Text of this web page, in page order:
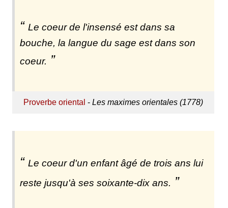
Le coeur de l'insensé est dans sa
bouche, la langue du sage est dans son
coeur.
Proverbe oriental - Les maximes orientales (1778)
Le coeur d'un enfant âgé de trois ans lui
reste jusqu'à ses soixante-dix ans.